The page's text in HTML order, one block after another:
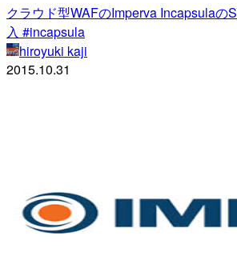
クラウド型WAFのImperva Incapsulaの
入 #incapsula
hiroyuki kaji
2015.10.31